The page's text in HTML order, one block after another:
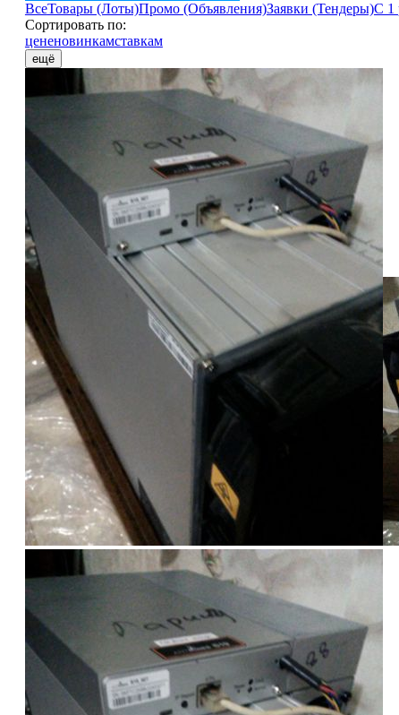
ВсеТовары (Лоты)Промо (Объявления)Заявки (Тендеры)С 1
Сортировать по:
цененовинкамставкам
ещё